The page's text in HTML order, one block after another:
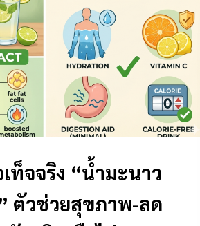
ท็จจริง “น้ำมะนาว
ตัวช่วยสุขภาพ-ลด